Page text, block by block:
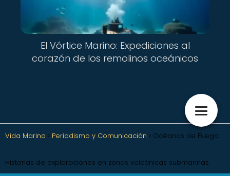
El Vórtice Marino: Expediciones al
corazón de los remolinos oceánicos
Vida Marina Periodismo y Comunicación Océanos de Fuego:
Historias de exploraciones en zonas volcánicas submarinas